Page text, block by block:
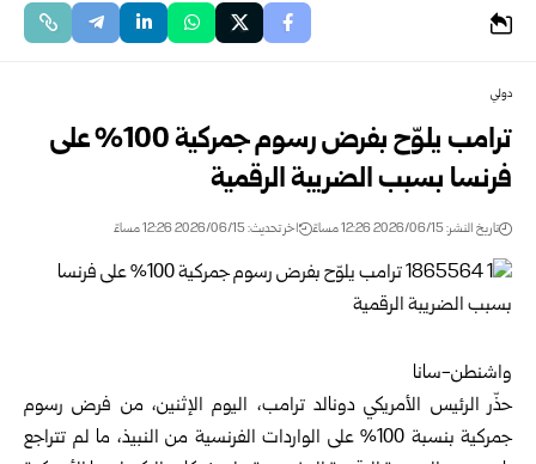
دولي
ترامب يلوّح بفرض رسوم جمركية 100% على
فرنسا بسبب الضريبة الرقمية
تاريخ النشر: 2026/06/15 12:26 مساءً اخر تحديث: 2026/06/15 12:26 مساءً
واشنطن-سانا
حذّر الرئيس الأمريكي دونالد ترامب، اليوم الإثنين، من فرض رسوم
جمركية بنسبة 100% على الواردات الفرنسية من النبيذ، ما لم تتراجع